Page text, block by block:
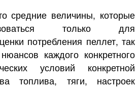
средние величины, которые
только для
потребления пеллет, так
каждого конкретного
условий конкретной
топлива, тяги, настроек